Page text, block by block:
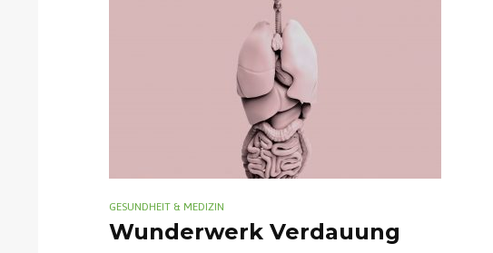
GESUNDHEIT & MEDIZIN
Wunderwerk Verdauung